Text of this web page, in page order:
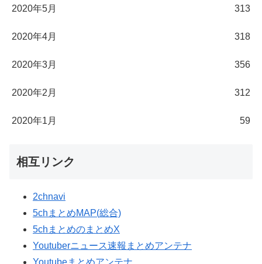
2020年5月 313
2020年4月 318
2020年3月 356
2020年2月 312
2020年1月 59
相互リンク
2chnavi
5chまとめMAP(総合)
5chまとめのまとめX
Youtuberニュース速報まとめアンテナ
Youtubeまとめアンテナ